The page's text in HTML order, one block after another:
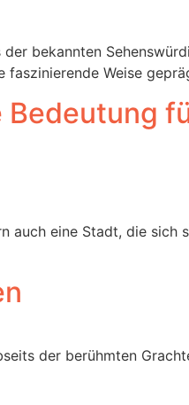
bekannten
Weise
Bedeutung
auch eine Stadt, die sich
der berühmten